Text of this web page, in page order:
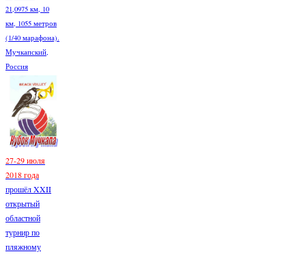
21,0975 км, 10
км, 1055 метров
(1/40 марафона).
Мучкапский,
Россия
27-29 июля
2018 года
прошёл XXII
открытый
областной
турнир по
пляжному